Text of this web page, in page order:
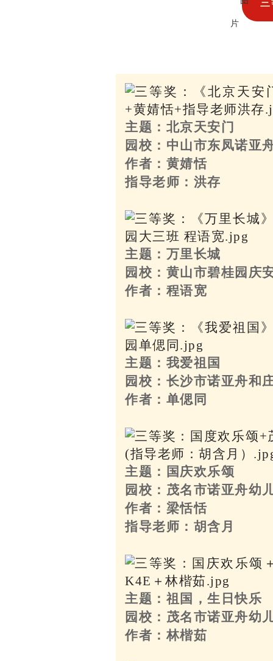
主题：北京天安门
园校：中山市东凤诺亚
作者：黄婧恬
指导老师：洪存
主题：万里长城
园校：黄山市碧桂园庆
作者：程语宽
主题：我爱祖国
园校：长沙市诺亚舟和
作者：单偲同
主题：国庆欢乐颂
园校：茂名市诺亚舟幼
作者：梁恬恬
指导老师：胡含月
主题：祖国，生日快乐
园校：茂名市诺亚舟幼
作者：林楷茹